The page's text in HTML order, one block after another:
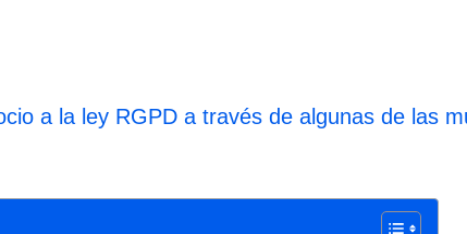
a la ley RGPD a través de algunas de las